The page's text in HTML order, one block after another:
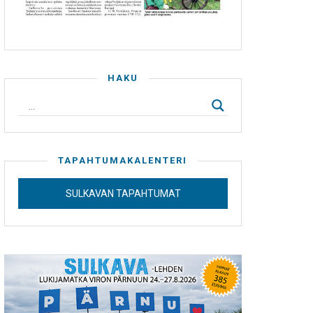
HAKU
TAPAHTUMAKALENTERI
SULKAVAN TAPAHTUMAT